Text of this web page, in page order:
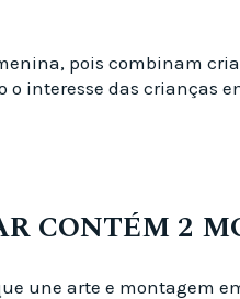
pois combinam
interesse das crianças
CONTÉM 2
une arte e montagem